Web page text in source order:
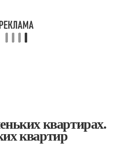
квартирах.
квартир